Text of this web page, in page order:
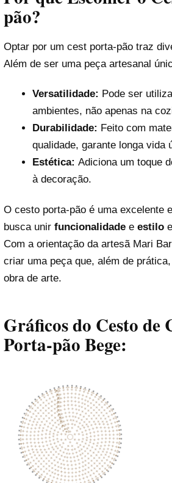
pão?
Optar por um cest porta-pão traz
Além de ser uma peça artesanal
Versatilidade: Pode ser
ambientes, não apenas na
Durabilidade: Feito com
qualidade, garante longa vida
Estética: Adiciona um toque
à decoração.
O cesto porta-pão é uma excelente
busca unir funcionalidade e estilo
Com a orientação da artesã Mari
criar uma peça que, além de
obra de arte.
Gráficos do Cesto de
Porta-pão Bege: